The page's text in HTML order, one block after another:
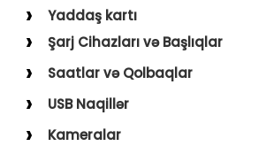
Simsiz Qulaqlıqlar
Qulaqüstü
Yaddaş kartı
Şarj Cihazları və Başlıqlar
Simsiz
Simli
Saatlar və Qolbaqlar
Saatlar
Saat Qolbaqları
USB Naqillər
Type-C–Lightning
Kameralar